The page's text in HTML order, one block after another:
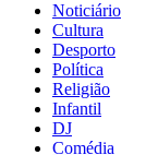
Noticiário
Cultura
Desporto
Política
Religião
Infantil
DJ
Comédia